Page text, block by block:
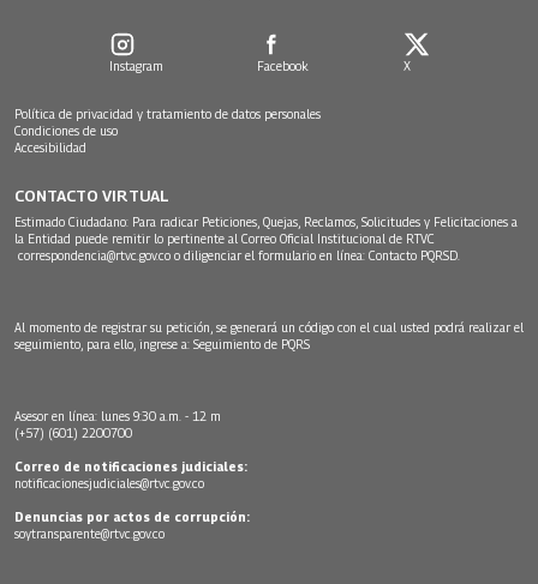
Instagram Facebook X
Política de privacidad y tratamiento de datos personales
Condiciones de uso
Accesibilidad
CONTACTO VIRTUAL
Estimado Ciudadano: Para radicar Peticiones, Quejas, Reclamos, Solicitudes y Felicitaciones a
la Entidad puede remitir lo pertinente al Correo Oficial Institucional de RTVC
correspondencia@rtvc.gov.co o diligenciar el formulario en línea: Contacto PQRSD.
Al momento de registrar su petición, se generará un código con el cual usted podrá realizar el
seguimiento, para ello, ingrese a: Seguimiento de PQRS
Asesor en línea: lunes 9:30 a.m. - 12 m
(+57) (601) 2200700
Correo de notificaciones judiciales:
notificacionesjudiciales@rtvc.gov.co
Denuncias por actos de corrupción:
soytransparente@rtvc.gov.co